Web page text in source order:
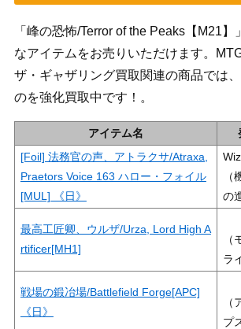
「峰の恐怖/Terror of the Peaks【M21】
なアイテムをお売りいただけます。
ザ・ギャザリング買取関連の商品では
のを強化買取中です！。
アイテム名
[Foil] 法務官の声、アトラクサ/Atraxa,
Praetors Voice 163 ハロー・フォイル
[MUL] 《日》
（
の
最高工匠卿、ウルザ/Urza, Lord High A
rtificer[MH1]
（
ラ
戦場の鍛冶場/Battlefield Forge[APC]
《日》
（
プ